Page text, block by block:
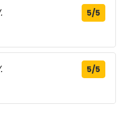
5/5
5/5